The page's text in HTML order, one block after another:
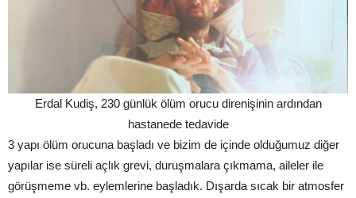
Erdal Kudiş, 230 günlük ölüm orucu direnişinin ardından
hastanede tedavide
3 yapı ölüm orucuna başladı ve bizim de içinde olduğumuz diğer
yapılar ise süreli açlık grevi, duruşmalara çıkmama, aileler ile
görüşmeme vb. eylemlerine başladık. Dışarda sıcak bir atmosfer